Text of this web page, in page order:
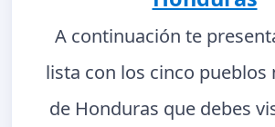
A continuación te
lista con los cinco pueblos
de Honduras que debes